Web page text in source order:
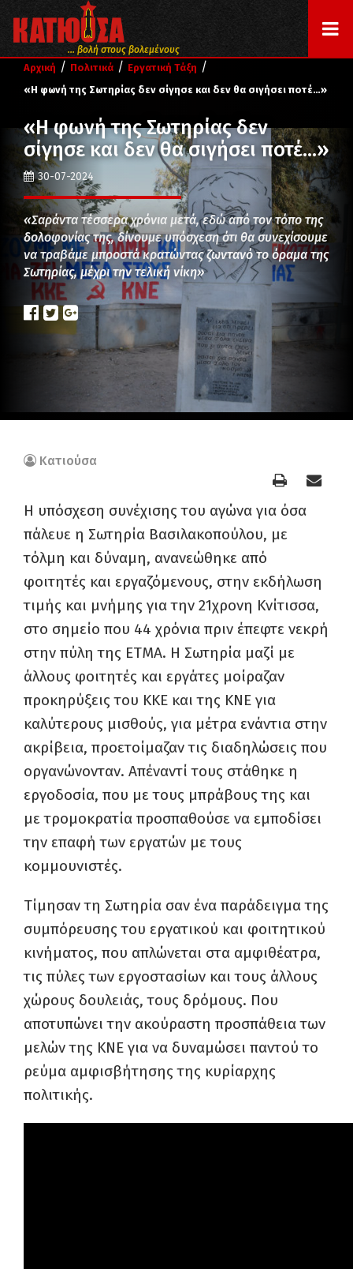
... βολή στους βολεμένους
Αρχική / Πολιτικά / Εργατική Τάξη /
«Η φωνή της Σωτηρίας δεν σίγησε και δεν θα σιγήσει ποτέ…»
«Η φωνή της Σωτηρίας δεν
σίγησε και δεν θα σιγήσει ποτέ…»
30-07-2024
«Σαράντα τέσσερα χρόνια μετά, εδώ από τον τόπο της
δολοφονίας της, δίνουμε υπόσχεση ότι θα συνεχίσουμε
να τραβάμε μπροστά κρατώντας ζωντανό το όραμα της
Σωτηρίας, μέχρι την τελική νίκη»
Κατιούσα
Η υπόσχεση συνέχισης του αγώνα για όσα
πάλευε η Σωτηρία Βασιλακοπούλου, με
τόλμη και δύναμη, ανανεώθηκε από
φοιτητές και εργαζόμενους, στην εκδήλωση
τιμής και μνήμης για την 21χρονη Κνίτισσα,
στο σημείο που 44 χρόνια πριν έπεφτε νεκρή
στην πύλη της ΕΤΜΑ. Η Σωτηρία μαζί με
άλλους φοιτητές και εργάτες μοίραζαν
προκηρύξεις του ΚΚΕ και της ΚΝΕ για
καλύτερους μισθούς, για μέτρα ενάντια στην
ακρίβεια, προετοίμαζαν τις διαδηλώσεις που
οργανώνονταν. Απέναντί τους στάθηκε η
εργοδοσία, που με τους μπράβους της και
με τρομοκρατία προσπαθούσε να εμποδίσει
την επαφή των εργατών με τους
κομμουνιστές.
Τίμησαν τη Σωτηρία σαν ένα παράδειγμα της
συμπόρευσης του εργατικού και φοιτητικού
κινήματος, που απλώνεται στα αμφιθέατρα,
τις πύλες των εργοστασίων και τους άλλους
χώρους δουλειάς, τους δρόμους. Που
αποτυπώνει την ακούραστη προσπάθεια των
μελών της ΚΝΕ για να δυναμώσει παντού το
ρεύμα αμφισβήτησης της κυρίαρχης
πολιτικής.